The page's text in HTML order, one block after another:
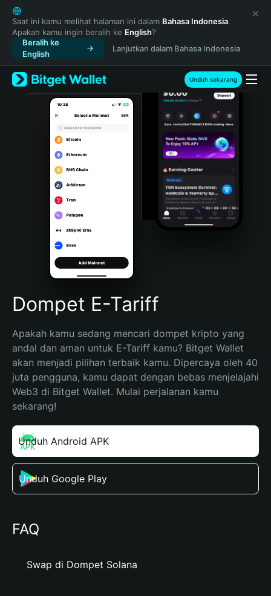
English
日本語
Tiếng Việt
Русский
Español (Latinoamérica)
Türkçe
Italiano
Português (Portugal)
Bahasa Indonesia
Português (Brasil)
Español (Argentina)
Saat ini kamu melihat halaman ini dalam Bahasa Indonesia.
Apakah kamu ingin beralih ke English?
Beralih ke
English
Lanjutkan dalam Bahasa Indonesia
Unduh sekarang
Dompet E-Tariff
Apakah kamu sedang mencari dompet kripto yang
andal dan aman untuk E-Tariff kamu? Bitget Wallet
akan menjadi pilihan terbaik kamu. Dipercaya oleh 40
juta pengguna, kamu dapat dengan bebas menjelajahi
Web3 di Bitget Wallet. Mulai perjalanan kamu
sekarang!
Unduh Android APK
Unduh Google Play
FAQ
Swap di Dompet Solana